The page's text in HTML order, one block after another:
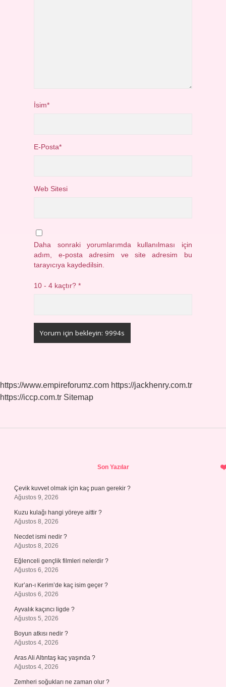
İsim*
E-Posta*
Web Sitesi
Daha sonraki yorumlarımda kullanılması için
adım, e-posta adresim ve site adresim bu
tarayıcıya kaydedilsin.
10 - 4 kaçtır?*
https://www.empireforumz.com https://jackhenry.com.tr
https://iccp.com.tr Sitemap
Son Yazılar
Çevik kuvvet olmak için kaç puan gerekir ?
Ağustos 9, 2026
Kuzu kulağı hangi yöreye aittir ?
Ağustos 8, 2026
Necdet ismi nedir ?
Ağustos 8, 2026
Eğlenceli gençlik filmleri nelerdir ?
Ağustos 6, 2026
Kur’an-ı Kerim’de kaç isim geçer ?
Ağustos 6, 2026
Ayvalık kaçıncı ligde ?
Ağustos 5, 2026
Boyun atkısı nedir ?
Ağustos 4, 2026
Aras Ali Altıntaş kaç yaşında ?
Ağustos 4, 2026
Zemheri soğukları ne zaman olur ?